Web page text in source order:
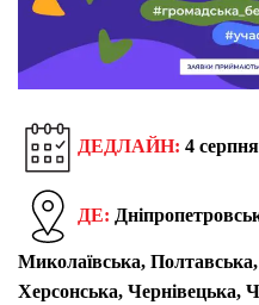
ДЕДЛАЙН: 4
ДЕ:
Миколаївська,
Херсонська, Чернівецька,